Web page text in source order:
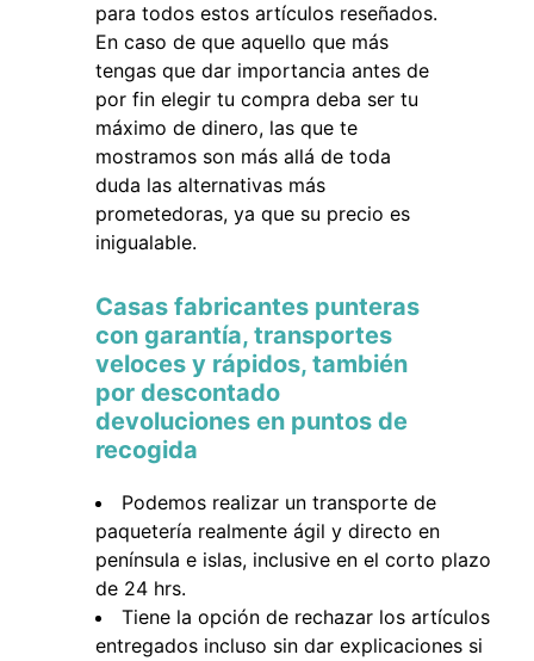
para todos estos artículos reseñados.
En caso de que aquello que más
tengas que dar importancia antes de
por fin elegir tu compra deba ser tu
máximo de dinero, las que te
mostramos son más allá de toda
duda las alternativas más
prometedoras, ya que su precio es
inigualable.
Casas fabricantes punteras
con garantía, transportes
veloces y rápidos, también
por descontado
devoluciones en puntos de
recogida
Podemos realizar un transporte de
paquetería realmente ágil y directo en
península e islas, inclusive en el corto plazo
de 24 hrs.
Tiene la opción de rechazar los artículos
entregados incluso sin dar explicaciones si